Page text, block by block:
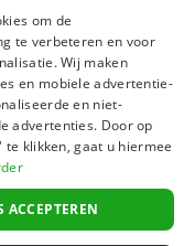
ENGLISH
om de
te verbeteren en voor
Wij maken
en mobiele advertentie-
en niet-
advertenties. Door op
klikken, gaat u hiermee
ACCEPTEREN